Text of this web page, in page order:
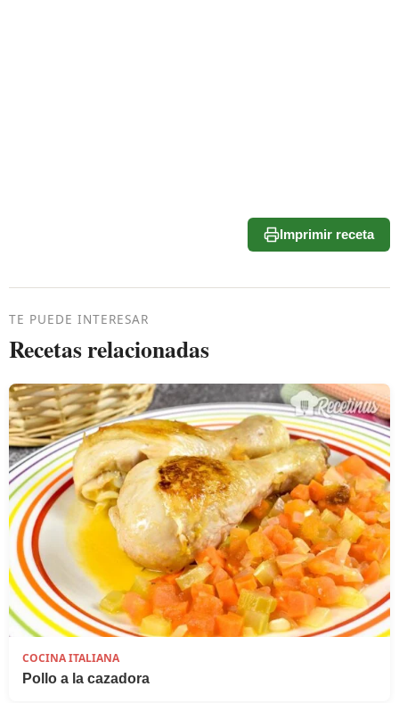
Imprimir receta
TE PUEDE INTERESAR
Recetas relacionadas
COCINA ITALIANA
Pollo a la cazadora